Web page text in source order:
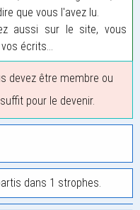
que vous l'avez lu.
aussi sur le site, vous
écrits...
devez être membre ou
pour le devenir.
dans 1 strophes.